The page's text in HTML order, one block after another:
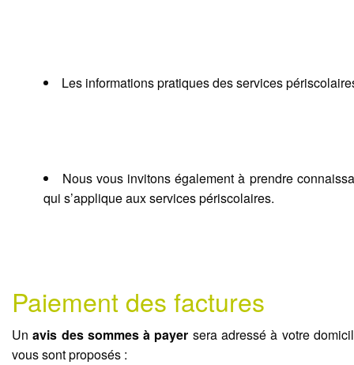
Les informations pratiques des services
Nous vous invitons également à prendre
qui s’applique aux services périscolaires.
Paiement des factures
Unavis des sommes à payer sera adressé à votre
vous sont proposés :